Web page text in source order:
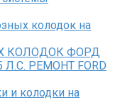
колодок на
КОЛОДОК ФОРД
РЕМОНТ FORD
и колодки на